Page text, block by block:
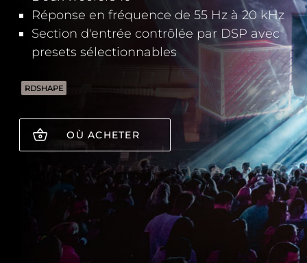
Réponse en fréquence de 55 Hz à 20 kHz
Section d'entrée contrôlée par DSP avec
presets sélectionnables
RDSHAPE
OÙ ACHETER